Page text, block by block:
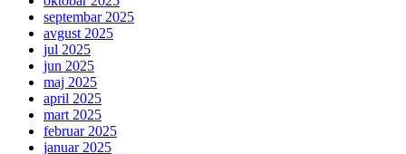
septembar 2025
avgust 2025
jul 2025
jun 2025
maj 2025
april 2025
mart 2025
februar 2025
januar 2025